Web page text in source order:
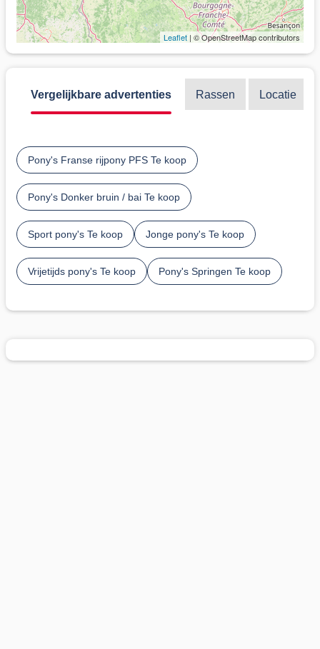
Leaflet | © OpenStreetMap contributors
Vergelijkbare advertenties Rassen Locatie
Pony's Franse rijpony PFS Te koop
Pony's Donker bruin / bai Te koop
Sport pony's Te koop Jonge pony's Te koop
Vrijetijds pony's Te koop Pony's Springen Te koop